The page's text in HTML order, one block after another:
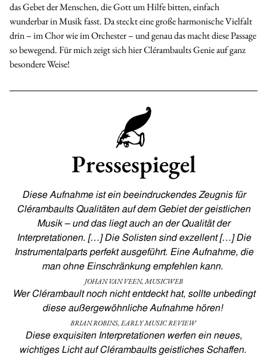
das Gebet der Menschen, die Gott um Hilfe bitten, einfach
wunderbar in Musik fasst. Da steckt eine große harmonische Vielfalt
drin – im Chor wie im Orchester – und genau das macht diese Passage
so bewegend. Für mich zeigt sich hier Clérambaults Genie auf ganz
besondere Weise!
Pressespiegel
Diese Aufnahme ist ein beeindruckendes Zeugnis für
Clérambaults Qualitäten auf dem Gebiet der geistlichen
Musik – und das liegt auch an der Qualität der
Interpretationen. […] Die Solisten sind exzellent […] Die
Instrumentalparts perfekt ausgeführt. Eine Aufnahme, die
man ohne Einschränkung empfehlen kann.
JOHAN VAN VEEN, MUSICWEB
Wer Clérambault noch nicht entdeckt hat, sollte unbedingt
diese außergewöhnliche Aufnahme hören!
BRIAN ROBINS, EARLY MUSIC REVIEW
Diese exquisiten Interpretationen werfen ein neues,
wichtiges Licht auf Clérambaults geistliches Schaffen.